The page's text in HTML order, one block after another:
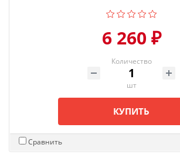
6 260 ₽
Количество
шт
КУПИТЬ
Сравнить